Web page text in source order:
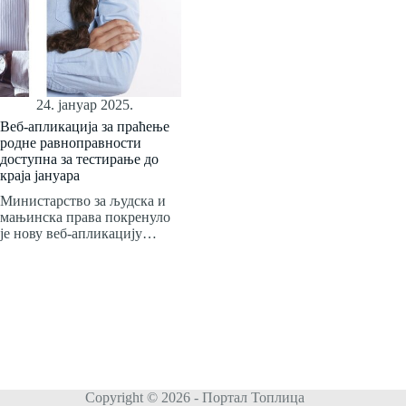
24. јануар 2025.
Веб-апликација за праћење
родне равноправности
доступна за тестирање до
краја јануара
Министарство за људска и
мањинска права покренуло
је нову веб-апликацију…
Copyright © 2026 - Портал Топлица